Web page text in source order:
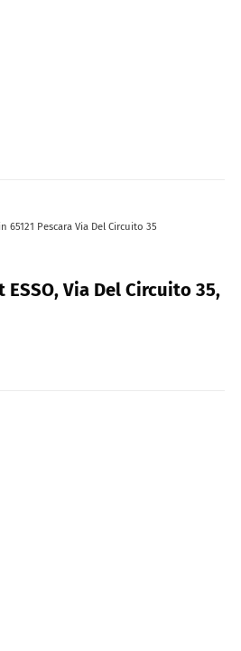
65121 Pescara Via Del Circuito 35
Via Del Circuito 35,